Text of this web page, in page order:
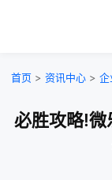
首页 > 资讯中心 > 企
必胜攻略!微